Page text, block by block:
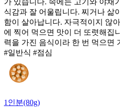
식감과 잘 어울립니다. 찌거나 삶
함이 살아납니다. 자극적이지 않
에 찍어 먹으면 맛이 더 또렷해집
력을 가진 음식이라 한 번 먹으면
#일반식 #점심
1인분(80g)